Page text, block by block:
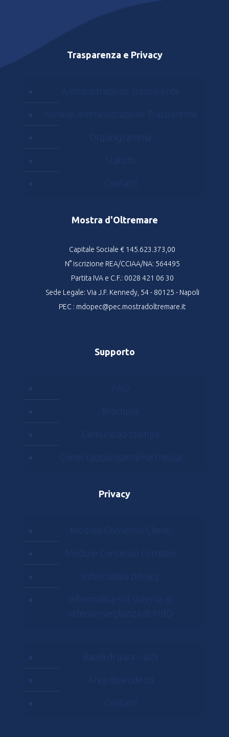
Trasparenza e Privacy
Amministrazione trasparente
Archivio Amministrazione Trasparente
Organigramma
Statuto
Contatti
Mostra d'Oltremare
Capitale Sociale € 145.623.373,00
N° iscrizione REA/CCIAA/NA: 564495
Partita IVA e C.F.: 0028 421 06 30
Sede Legale: Via J.F. Kennedy, 54 - 80125 - Napoli
PEC : mdopec@pec.mostradoltremare.it
Supporto
FAQ
Brochure
Comunicati stampa
Come raggiungerci/Parcheggi
Privacy
Modulo Consenso Clienti
Modulo Consenso Fornitori
Informativa privacy
Informativa sul sistema di
videosorveglianza di MdO
Bandi di gara – albi
Area dipendenti
Contatti